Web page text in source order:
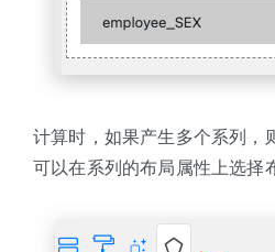
计算时，如果产生多个系列，
可以在系列的布局属性上选择